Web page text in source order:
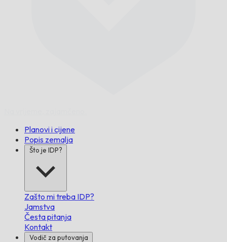
Planovi i cijene
Popis zemalja
Što je IDP?
Zašto mi treba IDP?
Jamstva
Česta pitanja
Kontakt
Vodič za putovanja